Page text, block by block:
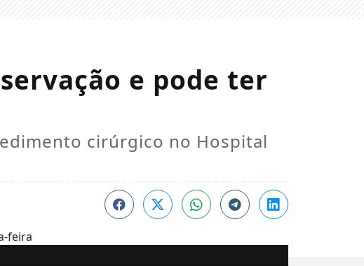
e pode ter
cirúrgico no Hospital